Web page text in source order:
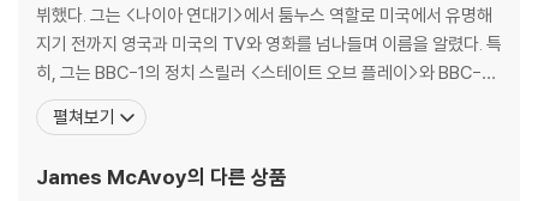
탁드립니다.
뷔했다. 그는 <나이아 연대기>에서 툼누스 역할로 미국에서 유명해
지기 전까지 영국과 미국의 TV와 영화를 넘나들며 이름을 알렸다. 특
히, 그는 BBC-1의 정치 스릴러 <스테이트 오브 플레이>와 BBC-2
의 <얼리 도어스>에서의 연기로 찬사를 받았으며, <인사이드 아임
댄싱>에서는 근육질이지만 영양실조 희생자가 된 로리 오시아 역으
사자, 마녀 그리고 옷장>로 2006년 엠파이어 영
펼쳐보기
James McAvoy의 다른 상품